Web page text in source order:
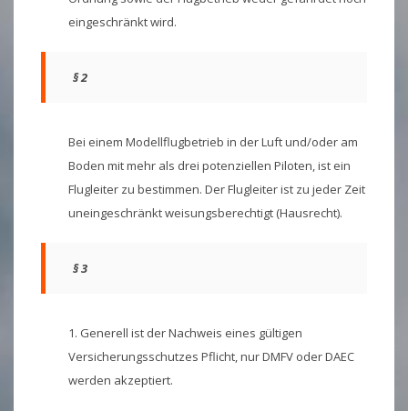
eingeschränkt wird.
§ 2
Bei einem Modellflugbetrieb in der Luft und/oder am
Boden mit mehr als drei potenziellen Piloten, ist ein
Flugleiter zu bestimmen. Der Flugleiter ist zu jeder Zeit
uneingeschränkt weisungsberechtigt (Hausrecht).
§ 3
1. Generell ist der Nachweis eines gültigen
Versicherungsschutzes Pflicht, nur DMFV oder DAEC
werden akzeptiert.